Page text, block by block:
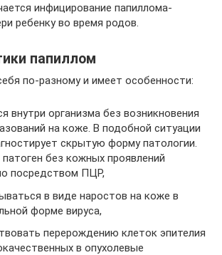
инфицирование папиллома-
ребенку во время родов.
папиллом
по-разному и имеет особенности:
внутри организма без возникновения
на коже. В подобной ситуации
скрытую форму патологии.
без кожных проявлений
посредством ПЦР,
в виде наростов на коже в
форме вируса,
перерождению клеток эпителия
в опухолевые